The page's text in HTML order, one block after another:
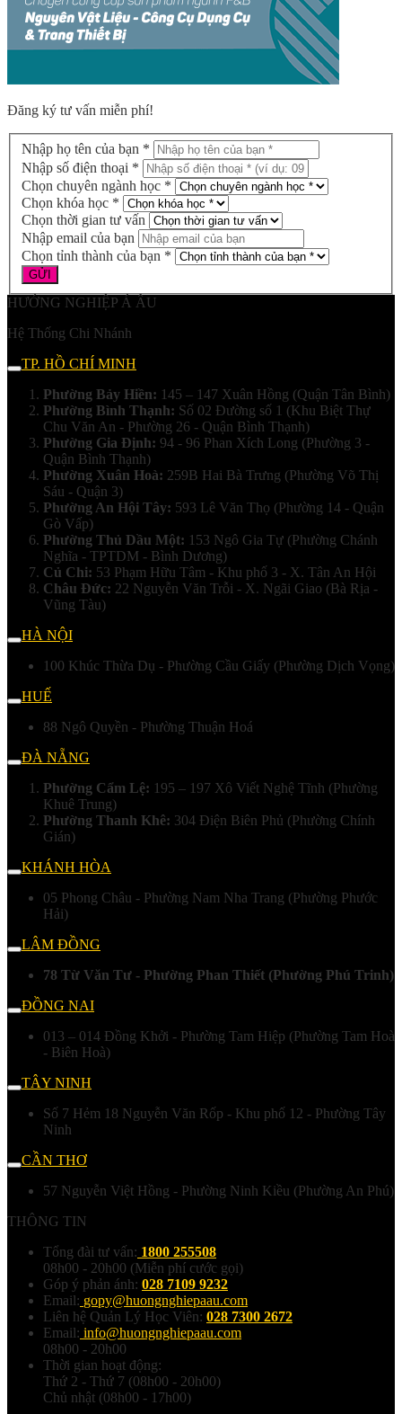
Đăng ký tư vấn miễn phí!
Nhập họ tên của bạn *
Nhập số điện thoại *
Chọn chuyên ngành học *
Chọn khóa học *
Chọn thời gian tư vấn
Nhập email của bạn
Chọn tỉnh thành của bạn *
HƯỚNG NGHIỆP Á ÂU
Hệ Thống Chi Nhánh
TP. HỒ CHÍ MINH
Phường Bảy Hiền: 145 – 147 Xuân Hồng (Quận Tân Bình)
Phường Bình Thạnh: Số 02 Đường số 1 (Khu Biệt Thự
Chu Văn An - Phường 26 - Quận Bình Thạnh)
Phường Gia Định: 94 - 96 Phan Xích Long (Phường 3 -
Quận Bình Thạnh)
Phường Xuân Hoà: 259B Hai Bà Trưng (Phường Võ Thị
Sáu - Quận 3)
Phường An Hội Tây: 593 Lê Văn Thọ (Phường 14 - Quận
Gò Vấp)
Phường Thủ Dầu Một: 153 Ngô Gia Tự (Phường Chánh
Nghĩa - TPTDM - Bình Dương)
Củ Chi: 53 Phạm Hữu Tâm - Khu phố 3 - X. Tân An Hội
Châu Đức: 22 Nguyễn Văn Trỗi - X. Ngãi Giao (Bà Rịa -
Vũng Tàu)
HÀ NỘI
100 Khúc Thừa Dụ - Phường Cầu Giấy (Phường Dịch Vọng)
HUẾ
88 Ngô Quyền - Phường Thuận Hoá
ĐÀ NẴNG
Phường Cẩm Lệ: 195 – 197 Xô Viết Nghệ Tĩnh (Phường
Khuê Trung)
Phường Thanh Khê: 304 Điện Biên Phủ (Phường Chính
Gián)
KHÁNH HÒA
05 Phong Châu - Phường Nam Nha Trang (Phường Phước
Hải)
LÂM ĐỒNG
78 Từ Văn Tư - Phường Phan Thiết (Phường Phú Trinh)
ĐỒNG NAI
013 – 014 Đồng Khởi - Phường Tam Hiệp (Phường Tam Hoà
- Biên Hoà)
TÂY NINH
Số 7 Hẻm 18 Nguyễn Văn Rốp - Khu phố 12 - Phường Tây
Ninh
CẦN THƠ
57 Nguyễn Việt Hồng - Phường Ninh Kiều (Phường An Phú)
THÔNG TIN
Tổng đài tư vấn: 1800 255508
08h00 - 20h00 (Miễn phí cước gọi)
Góp ý phản ánh: 028 7109 9232
Email: gopy@huongnghiepaau.com
Liên hệ Quản Lý Học Viên: 028 7300 2672
Email: info@huongnghiepaau.com
08h00 - 20h00
Thời gian hoạt động:
Thứ 2 - Thứ 7 (08h00 - 20h00)
Chủ nhật (08h00 - 17h00)